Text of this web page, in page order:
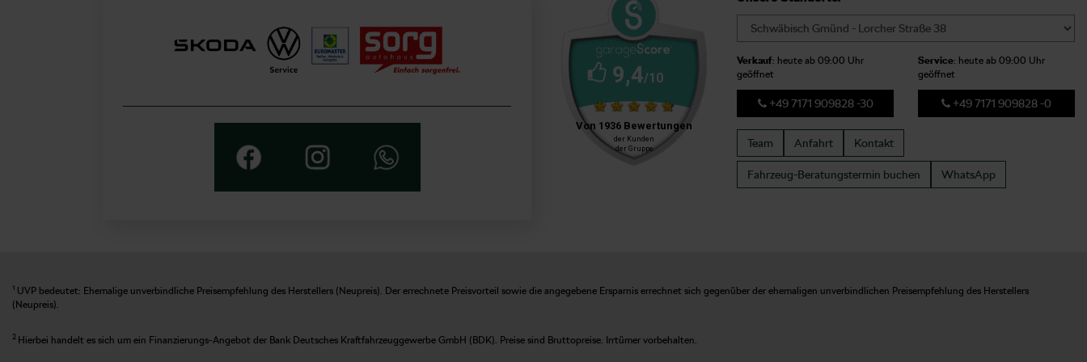
Verkauf: heute ab 09:00 Uhr
geöffnet
+49 7171 909828 -30
Service: heute ab 09:00 Uhr
geöffnet
+49 7171 909828 -0
Team Anfahrt Kontakt
Fahrzeug-Beratungstermin buchen WhatsApp
1 UVP bedeutet: Ehemalige unverbindliche Preisempfehlung des Herstellers (Neupreis). Der errechnete Preisvorteil sowie die angegebene Ersparnis errechnet sich gegenüber der ehemaligen unverbindlichen Preisempfehlung des Herstellers
(Neupreis).
2 Hierbei handelt es sich um ein Finanzierungs-Angebot der Bank Deutsches Kraftfahrzeuggewerbe GmbH (BDK). Preise sind Bruttopreise. Irrtümer vorbehalten.